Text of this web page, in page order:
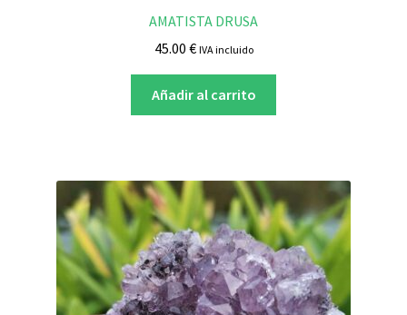
AMATISTA DRUSA
45.00 € IVA incluido
Añadir al carrito